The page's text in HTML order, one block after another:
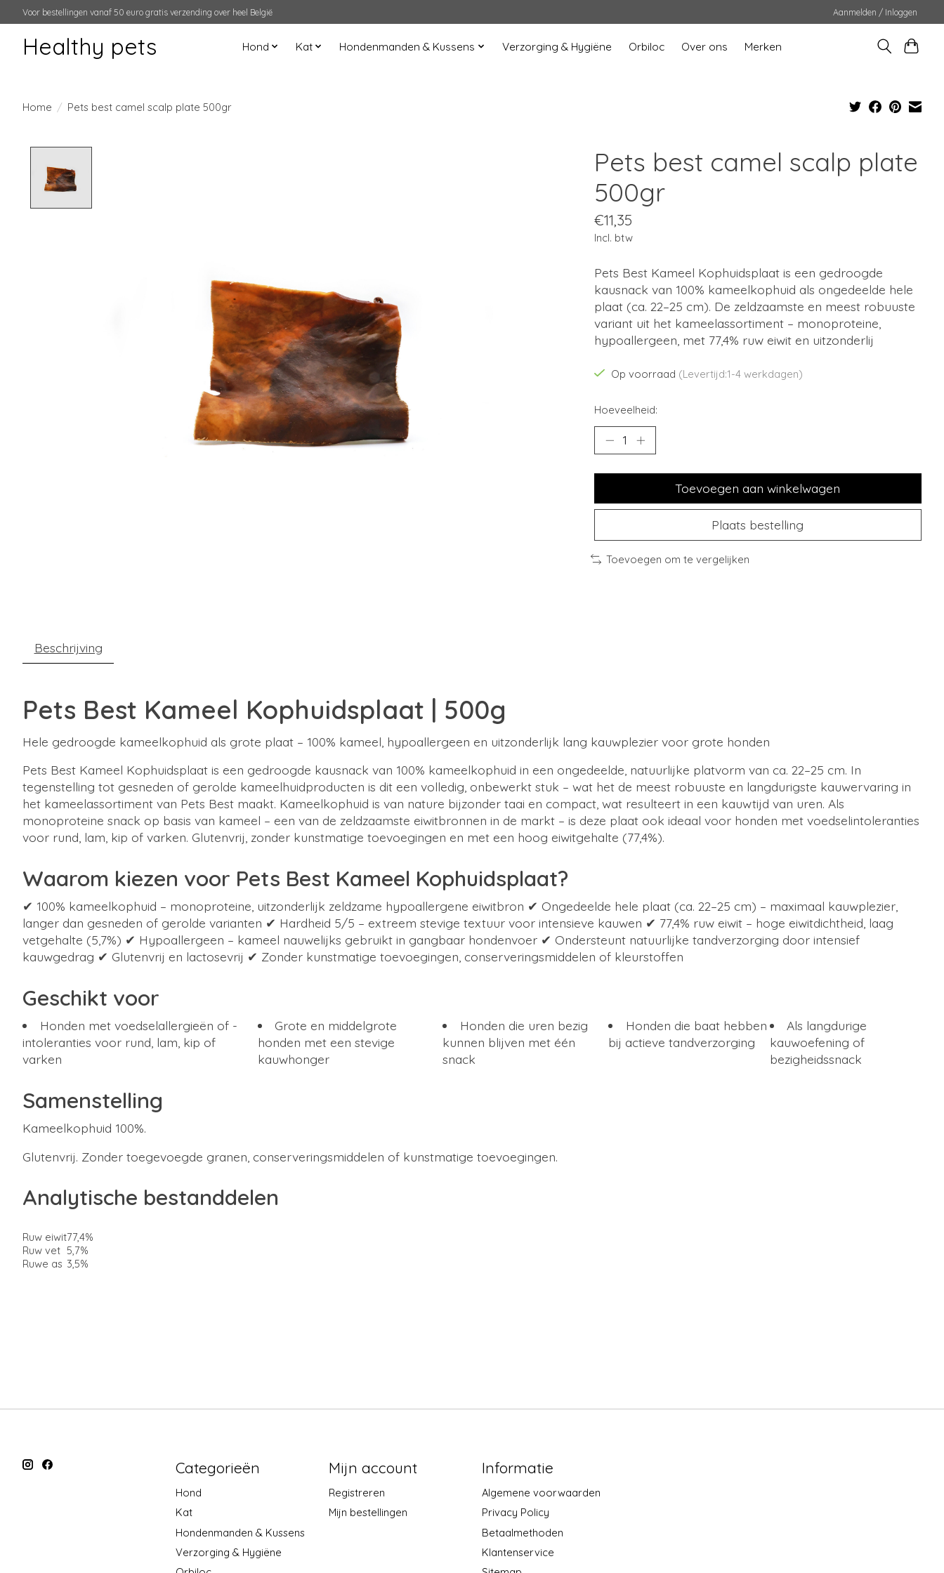
Voor bestellingen vanaf 50 euro gratis verzending over heel België Aanmelden / Inloggen
Healthy pets Hond Kat Hondenmanden & Kussens Verzorging & Hygiëne Orbiloc Over ons Merken
Home / Pets best camel scalp plate 500gr
Pets best camel scalp plate
500gr
€11,35
Incl. btw
Pets Best Kameel Kophuidsplaat is een gedroogde
kausnack van 100% kameelkophuid als ongedeelde hele
plaat (ca. 22–25 cm). De zeldzaamste en meest robuuste
variant uit het kameelassortiment – monoproteine,
hypoallergeen, met 77,4% ruw eiwit en uitzonderlij
Op voorraad (Levertijd:1-4 werkdagen)
Hoeveelheid:
Toevoegen aan winkelwagen
Plaats bestelling
Toevoegen om te vergelijken
Beschrijving
Pets Best Kameel Kophuidsplaat | 500g
Hele gedroogde kameelkophuid als grote plaat – 100% kameel, hypoallergeen en uitzonderlijk lang kauwplezier voor grote honden
Pets Best Kameel Kophuidsplaat is een gedroogde kausnack van 100% kameelkophuid in een ongedeelde, natuurlijke platvorm van ca. 22–25 cm. In
tegenstelling tot gesneden of gerolde kameelhuidproducten is dit een volledig, onbewerkt stuk – wat het de meest robuuste en langdurigste kauwervaring in
het kameelassortiment van Pets Best maakt. Kameelkophuid is van nature bijzonder taai en compact, wat resulteert in een kauwtijd van uren. Als
monoproteine snack op basis van kameel – een van de zeldzaamste eiwitbronnen in de markt – is deze plaat ook ideaal voor honden met voedselintoleranties
voor rund, lam, kip of varken. Glutenvrij, zonder kunstmatige toevoegingen en met een hoog eiwitgehalte (77,4%).
Waarom kiezen voor Pets Best Kameel Kophuidsplaat?
✔ 100% kameelkophuid – monoproteine, uitzonderlijk zeldzame hypoallergene eiwitbron ✔ Ongedeelde hele plaat (ca. 22–25 cm) – maximaal kauwplezier,
langer dan gesneden of gerolde varianten ✔ Hardheid 5/5 – extreem stevige textuur voor intensieve kauwen ✔ 77,4% ruw eiwit – hoge eiwitdichtheid, laag
vetgehalte (5,7%) ✔ Hypoallergeen – kameel nauwelijks gebruikt in gangbaar hondenvoer ✔ Ondersteunt natuurlijke tandverzorging door intensief
kauwgedrag ✔ Glutenvrij en lactosevrij ✔ Zonder kunstmatige toevoegingen, conserveringsmiddelen of kleurstoffen
Geschikt voor
Honden met voedselallergieën of -
intoleranties voor rund, lam, kip of
varken
Grote en middelgrote
honden met een stevige
kauwhonger
Honden die uren bezig
kunnen blijven met één
snack
Honden die baat hebben
bij actieve tandverzorging
Als langdurige
kauwoefening of
bezigheidssnack
Samenstelling
Kameelkophuid 100%.
Glutenvrij. Zonder toegevoegde granen, conserveringsmiddelen of kunstmatige toevoegingen.
Analytische bestanddelen
Ruw eiwit77,4%
Ruw vet 5,7%
Ruwe as 3,5%
Categorieën
Hond
Kat
Hondenmanden & Kussens
Verzorging & Hygiëne
Mijn account
Registreren
Mijn bestellingen
Informatie
Algemene voorwaarden
Privacy Policy
Betaalmethoden
Klantenservice